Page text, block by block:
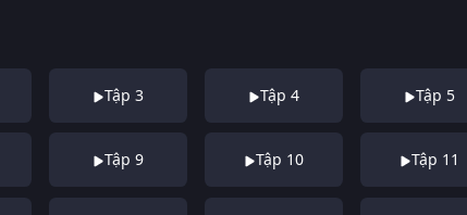
Tập 3 Tập 4 Tập 5
Tập 9 Tập 10 Tập 11